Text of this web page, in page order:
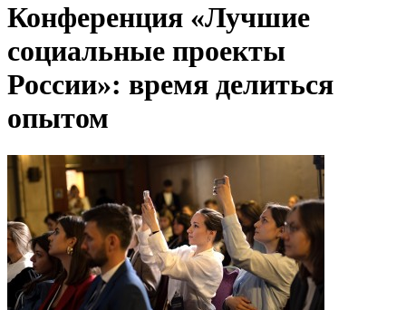
Конференция «Лучшие
социальные проекты
России»: время делиться
опытом